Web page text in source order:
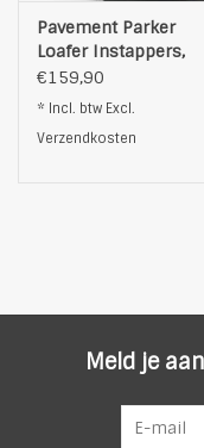
Pavement Parker
Loafer Instappers,
zwart
€159,90
* Incl. btw Excl.
Verzendkosten
Meld je